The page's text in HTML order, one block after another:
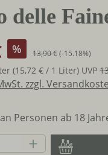
delle
% 13,90 €(-15.18%)
(15,72 € / 1 Liter) UVP
zzgl.
Personen ab 18
Gib